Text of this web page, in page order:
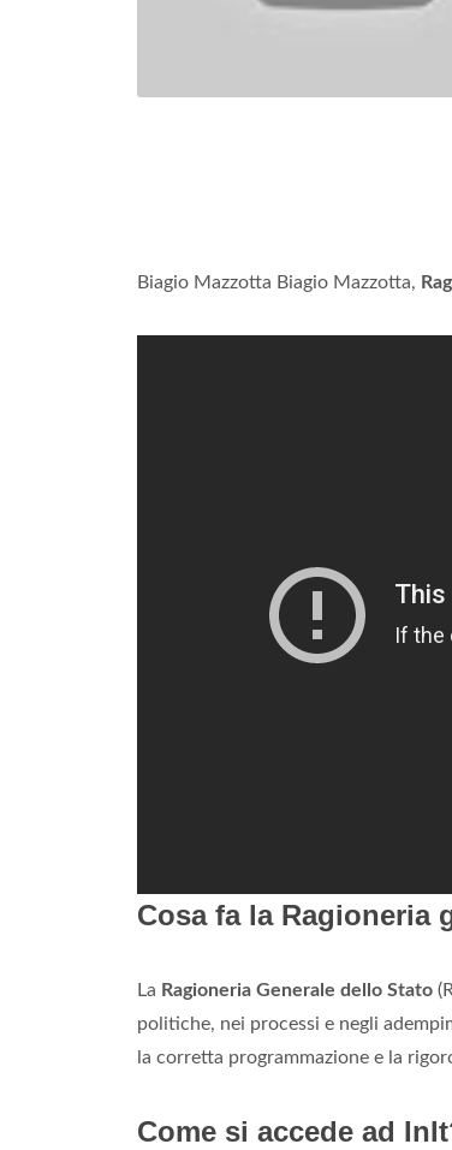
Biagio Mazzotta Biagio Mazzotta,
Cosa fa la Ragioneria
La Ragioneria Generale dello Stato
politiche, nei processi e negli
la corretta programmazione e la
Come si accede ad